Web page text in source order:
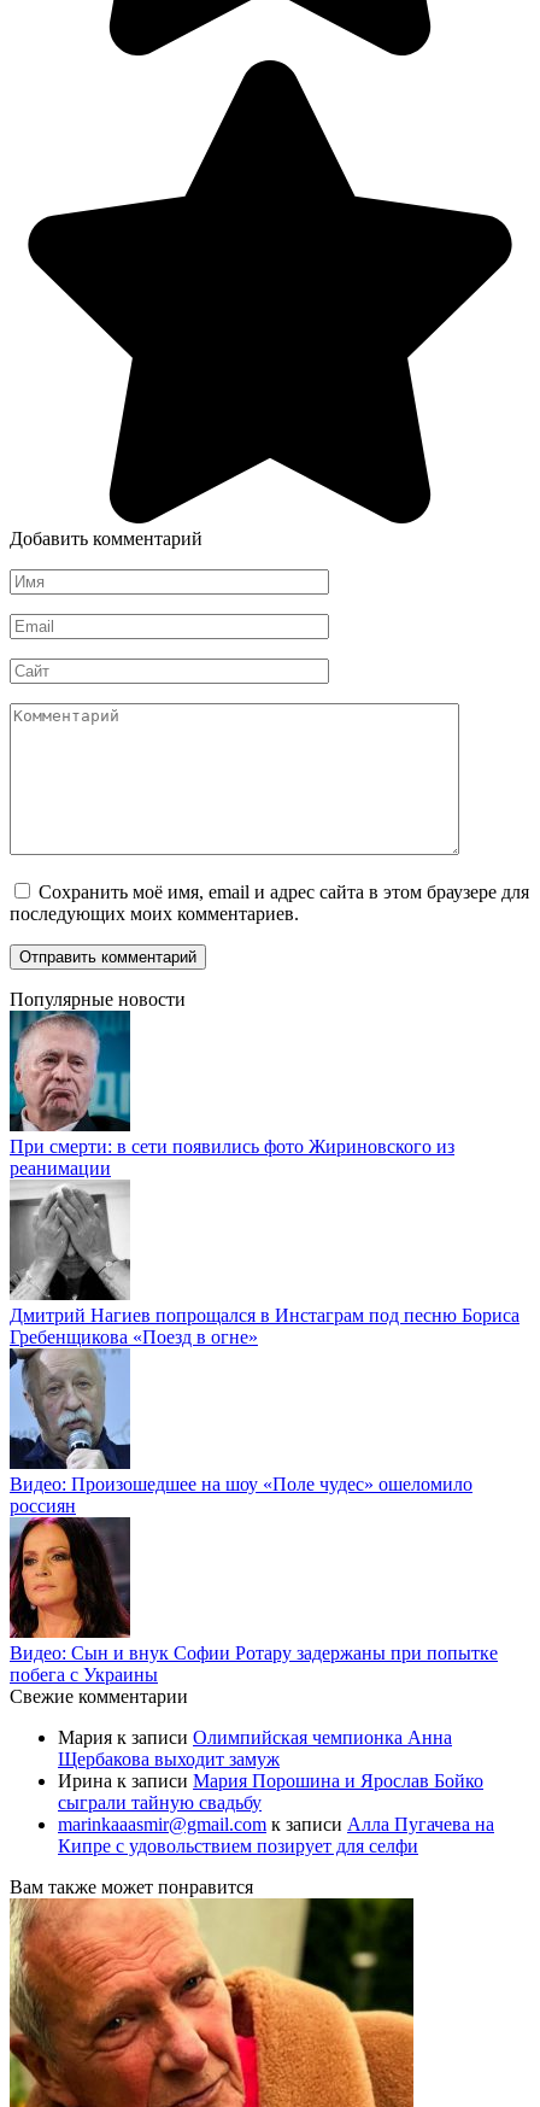
Добавить комментарий
Имя
*
Email
*
Сайт
Комментарий
Сохранить моё имя, email и адрес сайта в этом браузере для
последующих моих комментариев.
Популярные новости
При смерти: в сети появились фото Жириновского из
реанимации
Дмитрий Нагиев попрощался в Инстаграм под песню Бориса
Гребенщикова «Поезд в огне»
Видео: Произошедшее на шоу «Поле чудес» ошеломило
россиян
Видео: Сын и внук Софии Ротару задержаны при попытке
побега с Украины
Свежие комментарии
Мария к записи Олимпийская чемпионка Анна
Щербакова выходит замуж
Ирина к записи Мария Порошина и Ярослав Бойко
сыграли тайную свадьбу
marinkaaasmir@gmail.com к записи Алла Пугачева на
Кипре с удовольствием позирует для селфи
Вам также может понравится